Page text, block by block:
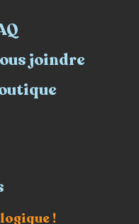
joindre
!